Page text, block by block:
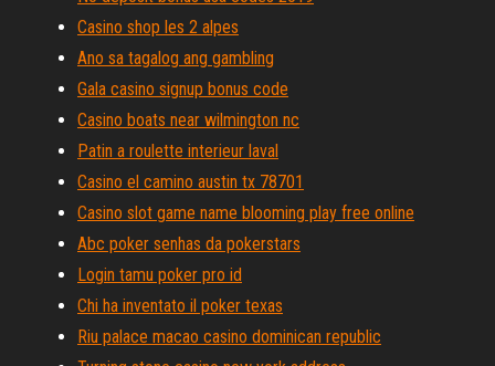
Casino shop les 2 alpes
Ano sa tagalog ang gambling
Gala casino signup bonus code
Casino boats near wilmington nc
Patin a roulette interieur laval
Casino el camino austin tx 78701
Casino slot game name blooming play free online
Abc poker senhas da pokerstars
Login tamu poker pro id
Chi ha inventato il poker texas
Riu palace macao casino dominican republic